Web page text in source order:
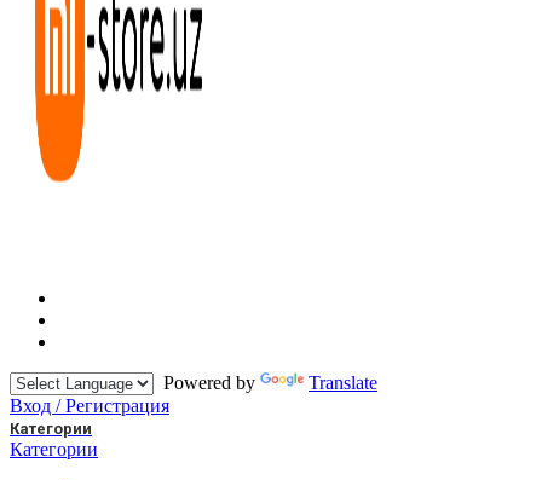
Powered by
Translate
Вход / Регистрация
Категории
Категории